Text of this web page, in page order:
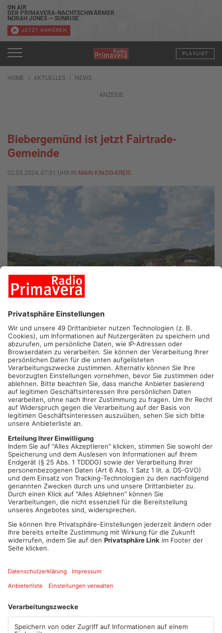
ON AIR
DER PRIMAVERA-NACHTSCHWÄRMER
NORAH JONES — SUNRISE
JETZT ANHÖREN
PLAYLIST
HOME AKTUELLES NEWS
ANZEIGE
Biebergemünd ist jetzt Fairtrade-
Gemeinde
02.05.2024, 07:01 UHR IN MAIN-KINZIG-KREIS
BIEBERGEMÜND.Die Gemeinde Biebergemünd darf sich ab
sofort eine Fairtradegemeinde nennen. Heute wird auf dem
Rathausplatz die Auszeichnung überreicht. Die Gemeinde hatte
sich auf die Auszeichnung beworben – 860 Kommunen in ganz
Deutschland sind mittlerweile Fairtrade Kommunen. Ziel
dieser Orte ist es, fairen Handel auf kommunaler Ebene in
Politik, Vereinen und Wirtschaft zu unterstützen.
Artikel teilen
ANZEIGE
Mehr aus Main-
Kinzig-Kreis